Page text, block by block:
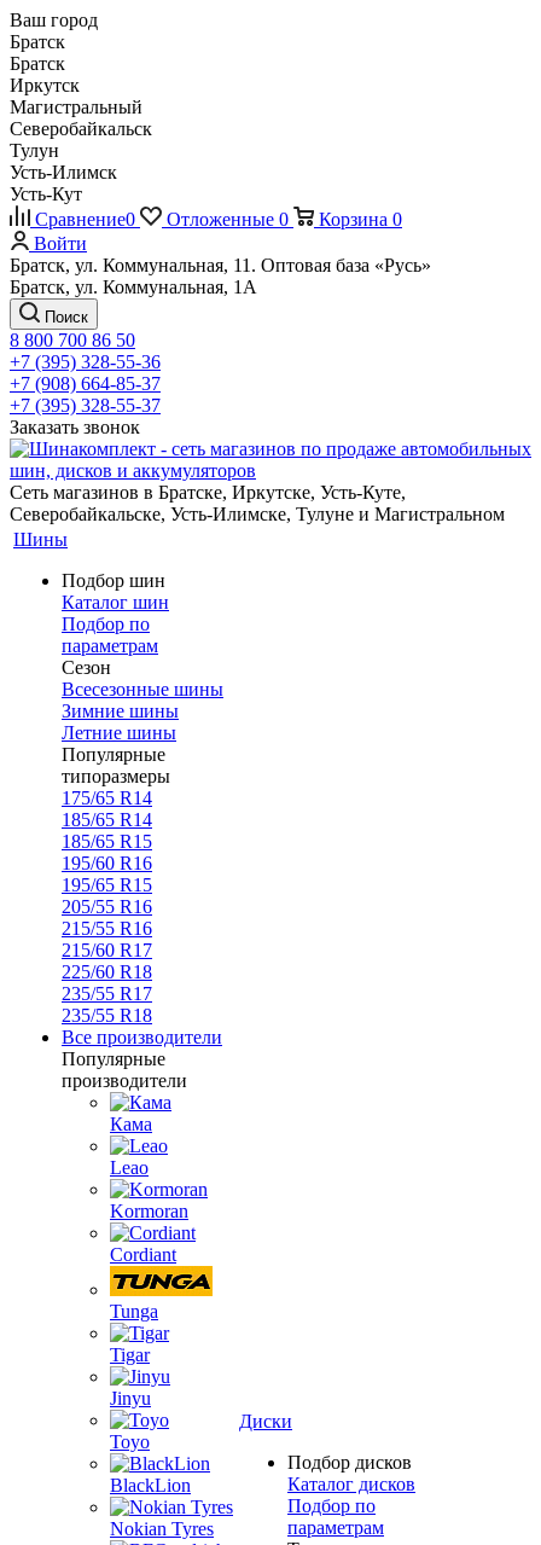
Ваш город
Братск
Братск
Иркутск
Магистральный
Северобайкальск
Тулун
Усть-Илимск
Усть-Кут
Сравнение0 Отложенные 0 Корзина 0
Войти
Братск, ул. Коммунальная, 11. Оптовая база «Русь»
Братск, ул. Коммунальная, 1А
Поиск
8 800 700 86 50
+7 (395) 328-55-36
+7 (908) 664-85-37
+7 (395) 328-55-37
Заказать звонок
Сеть магазинов в Братске, Иркутске, Усть-Куте,
Северобайкальске, Усть-Илимске, Тулуне и Магистральном
Шины
Подбор шин
Каталог шин
Подбор по
параметрам
Сезон
Всесезонные шины
Зимние шины
Летние шины
Популярные
типоразмеры
175/65 R14
185/65 R14
185/65 R15
195/60 R16
195/65 R15
205/55 R16
215/55 R16
215/60 R17
225/60 R18
235/55 R17
235/55 R18
Все производители
Популярные
производители
Кама
Leao
Kormoran
Cordiant
Tunga
Tigar
Jinyu
Toyo
BlackLion
Nokian Tyres
Диски
Подбор дисков
Каталог дисков
Подбор по
параметрам